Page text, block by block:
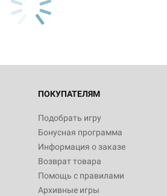
ПОКУПАТЕЛЯМ
Подобрать игру
Бонусная программа
Информация о заказе
Возврат товара
Помощь с правилами
Архивные игры